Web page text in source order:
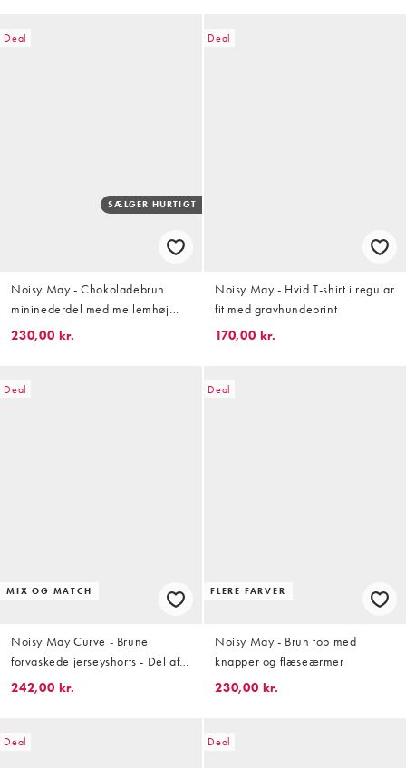
Deal
SÆLGER HURTIGT
Noisy May - Chokoladebrun
mininederdel med mellemhøj
talje og bindebånd i siden samt
230,00 kr.
Deal
Noisy May - Hvid T-shirt i regular
fit med gravhundeprint
170,00 kr.
Deal
MIX OG MATCH
Noisy May Curve - Brune
forvaskede jerseyshorts - Del af
sæt
242,00 kr.
Deal
FLERE FARVER
Noisy May - Brun top med
knapper og flæseærmer
230,00 kr.
Deal Deal